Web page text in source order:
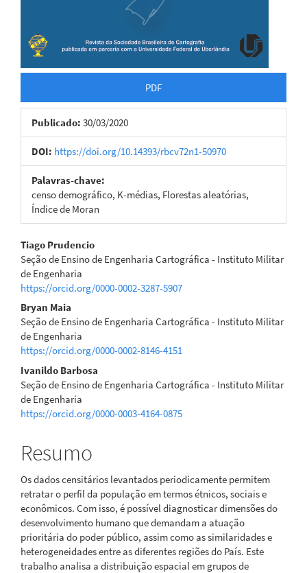
PDF
Publicado: 30/03/2020
DOI: https://doi.org/10.14393/rbcv72n1-50970
Palavras-chave:
censo demográfico, K-médias, Florestas aleatórias,
Índice de Moran
Conteúdo
do
artigo
principal
Tiago Prudencio
Seção de Ensino de Engenharia Cartográfica - Instituto Militar
de Engenharia
https://orcid.org/0000-0002-3287-5907
Bryan Maia
Seção de Ensino de Engenharia Cartográfica - Instituto Militar
de Engenharia
https://orcid.org/0000-0002-8146-4151
Ivanildo Barbosa
Seção de Ensino de Engenharia Cartográfica - Instituto Militar
de Engenharia
https://orcid.org/0000-0003-4164-0875
Resumo
Os dados censitários levantados periodicamente permitem
retratar o perfil da população em termos étnicos, sociais e
econômicos. Com isso, é possível diagnosticar dimensões do
desenvolvimento humano que demandam a atuação
prioritária do poder público, assim como as similaridades e
heterogeneidades entre as diferentes regiões do País. Este
trabalho analisa a distribuição espacial em grupos de